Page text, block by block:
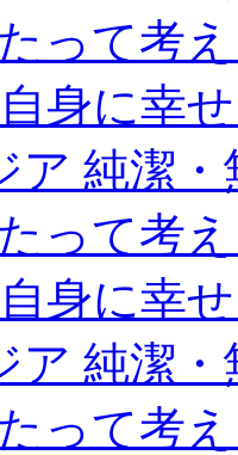
って考
身に幸
ア 純潔
って考
身に幸
ア 純潔
って考